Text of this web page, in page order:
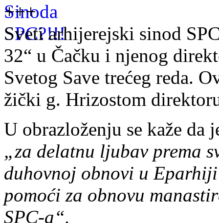
+++
Sveti arhijerejski sinod
32“ u Čačku i njenog
Svetog Save trećeg reda.
žički g. Hrizostom
U obrazloženju se kaže
„za delatnu ljubav prema
duhovnoj obnovi u
pomoći za obnovu
SPC-a“.